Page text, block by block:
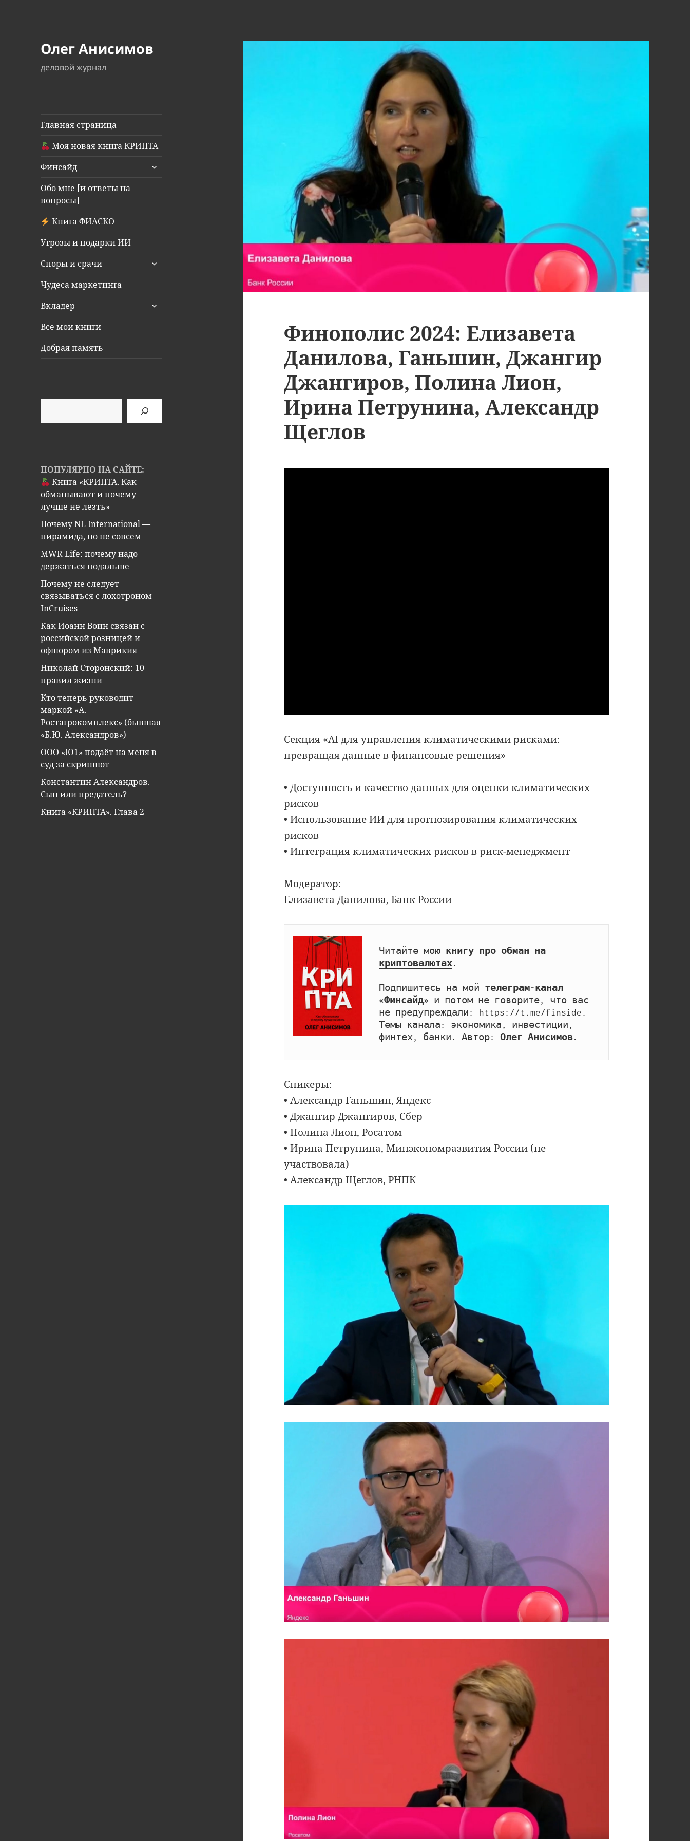
Олег Анисимов
деловой журнал
Главная страница
Моя новая книга КРИПТА
Финсайд
раскрыть
Обо мне [и ответы на
вопросы]
Книга ФИАСКО
Угрозы и подарки ИИ
Споры и срачи
раскрыть
Чудеса маркетинга
Вкладер
раскрыть
Все мои книги
Добрая память
ПОПУЛЯРНО НА САЙТЕ:
Книга «КРИПТА. Как
обманывают и почему
лучше не лезть»
Почему NL International —
пирамида, но не совсем
MWR Life: почему надо
держаться подальше
Почему не следует
связываться с лохотроном
InCruises
Как Иоанн Воин связан с
российской розницей и
офшором из Маврикия
Николай Сторонский: 10
правил жизни
Кто теперь руководит
маркой «А.
Ростагрокомплекс» (бывшая
«Б.Ю. Александров»)
ООО «Ю1» подаёт на меня в
суд за скриншот
Константин Александров.
Сын или предатель?
Книга «КРИПТА». Глава 2
Финополис 2024: Елизавета
Данилова, Ганьшин, Джангир
Джангиров, Полина Лион,
Ирина Петрунина, Александр
Щеглов
Секция «AI для управления климатическими рисками:
превращая данные в финансовые решения»
• Доступность и качество данных для оценки климатических
рисков
• Использование ИИ для прогнозирования климатических
рисков
• Интеграция климатических рисков в риск-менеджмент
Модератор:
Елизавета Данилова, Банк России
Читайте мою книгу про обман на
криптовалютах.
Подпишитесь на мой телеграм-канал
«Финсайд» и потом не говорите, что вас
не предупреждали: https://t.me/finside .
Темы канала: экономика, инвестиции,
финтех, банки. Автор: Олег Анисимов.
Спикеры:
• Александр Ганьшин, Яндекс
• Джангир Джангиров, Сбер
• Полина Лион, Росатом
• Ирина Петрунина, Минэкономразвития России (не
участвовала)
• Александр Щеглов, РНПК